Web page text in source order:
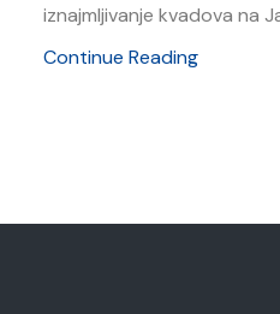
iznajmljivanje kvadova na
Continue Reading